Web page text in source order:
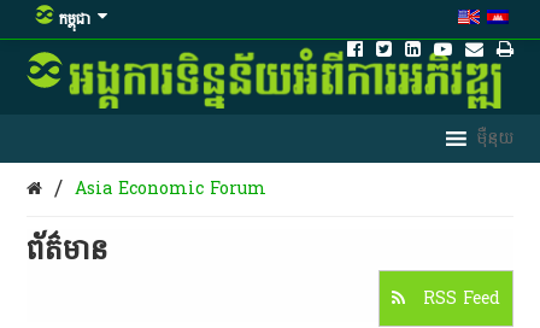
កម្ពុជា
/ Asia Economic Forum
ព័ត៌មាន​
RSS Feed